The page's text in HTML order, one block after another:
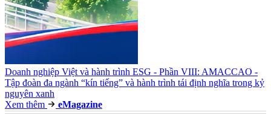
Doanh nghiệp Việt và hành trình ESG - Phần VIII: AMACCAO -
Tập đoàn đa ngành “kín tiếng” và hành trình tái định nghĩa trong kỷ
nguyên xanh
Xem thêm
eMagazine